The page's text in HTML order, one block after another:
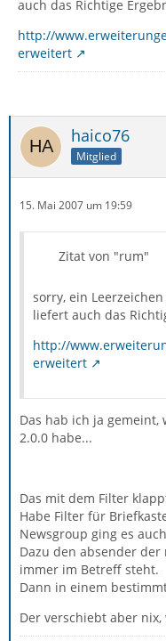
auch das Richtige
http://
erweitert
haico76
Mitglied
15. Mai 2007 um 19:59
Zitat von "rum"
sorry, ein
liefert auch das
http://
erweitert
Das hab ich ja
2.0.0 habe...
Das mit dem Filter
Habe Filter für
Newsgroup ging es
Dazu den absender der
immer im Betreff steht.
Dann in einem
Der verschiebt aber